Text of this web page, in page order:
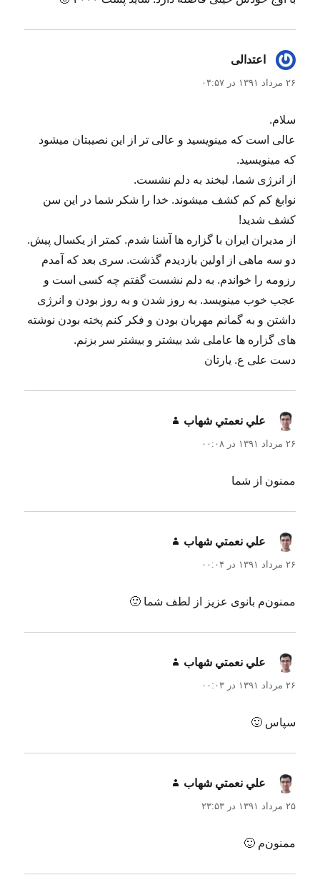
اعتدالی
۲۶ مرداد ۱۳۹۱ در ۰۴:۵۷
سلام.
عالی است که مینویسید و عالی تر از این نصیبتان میشود
که مینویسید.
از انرژی شما، لبخند به دلم نشست.
نوابغ کم کم کشف میشوند. خدا را شکر شما در این سن
کشف شدید!
از مدیران ایران با گزاره ها آشنا شدم. کمتر از یکسال پیش.
دو سه ماهی از اولین بازدیدم گذشت. سری بعد که آمدم
رزومه را خواندم. به دلم نشست گفتم چه کسی است و
عجب خوب مینویسد. به روز شدن و به روز بودن و انرژی
داشتن و به گمانم مهربان بودن و فکر کنم پخته بودن نوشته
های گزاره ها عاملی شد بیشتر و بیشتر سر بزنم.
دست علی ع. یارتان
علي نعمتي شهاب
۲۶ مرداد ۱۳۹۱ در ۰۰:۰۸
ممنون از شما
علي نعمتي شهاب
۲۶ مرداد ۱۳۹۱ در ۰۰:۰۴
ممنون‌م بانوی عزیز از لطف شما 🙂
علي نعمتي شهاب
۲۶ مرداد ۱۳۹۱ در ۰۰:۰۳
سپاس 🙂
علي نعمتي شهاب
۲۵ مرداد ۱۳۹۱ در ۲۳:۵۳
ممنون‌م 🙂